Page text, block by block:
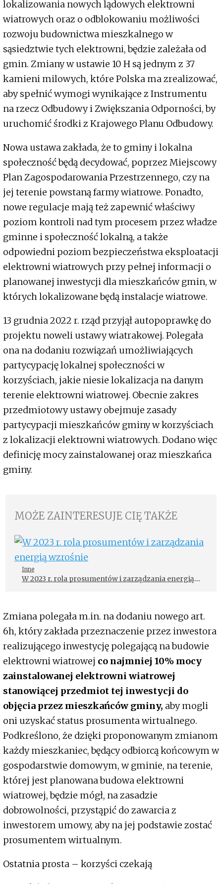
lokalizowania nowych lądowych elektrowni
wiatrowych oraz o odblokowaniu możliwości
rozwoju budownictwa mieszkalnego w
sąsiedztwie tych elektrowni, będzie zależała od
gmin. Zmiany w ustawie 10 H są jednym z 37
kamieni milowych, które Polska ma zrealizować,
aby spełnić wymogi wynikające z Instrumentu
na rzecz Odbudowy i Zwiększania Odporności, by
uruchomić środki z Krajowego Planu Odbudowy.
Nowa ustawa zakłada, że to gminy i lokalna
społeczność będą decydować, poprzez Miejscowy
Plan Zagospodarowania Przestrzennego, czy na
jej terenie powstaną farmy wiatrowe. Ponadto,
nowe regulacje mają też zapewnić właściwy
poziom kontroli nad tym procesem przez władze
gminne i społeczność lokalną, a także
odpowiedni poziom bezpieczeństwa eksploatacji
elektrowni wiatrowych przy pełnej informacji o
planowanej inwestycji dla mieszkańców gmin, w
których lokalizowane będą instalacje wiatrowe.
13 grudnia 2022 r. rząd przyjął autopoprawkę do
projektu noweli ustawy wiatrakowej. Polegała
ona na dodaniu rozwiązań umożliwiających
partycypację lokalnej społeczności w
korzyściach, jakie niesie lokalizacja na danym
terenie elektrowni wiatrowej. Obecnie zakres
przedmiotowy ustawy obejmuje zasady
partycypacji mieszkańców gminy w korzyściach
z lokalizacji elektrowni wiatrowych. Dodano więc
definicję mocy zainstalowanej oraz mieszkańca
gminy.
MOŻE ZAINTERESUJE CIĘ TAKŻE
Inne
W 2023 r. rola prosumentów i zarządzania energią
Zmiana polegała m.in. na dodaniu nowego art.
6h, który zakłada przeznaczenie przez inwestora
realizującego inwestycję polegającą na budowie
elektrowni wiatrowej co najmniej 10% mocy
zainstalowanej elektrowni wiatrowej
stanowiącej przedmiot tej inwestycji do
objęcia przez mieszkańców gminy, aby mogli
oni uzyskać status prosumenta wirtualnego.
Podkreślono, że dzięki proponowanym zmianom
każdy mieszkaniec, będący odbiorcą końcowym w
gospodarstwie domowym, w gminie, na terenie,
której jest planowana budowa elektrowni
wiatrowej, będzie mógł, na zasadzie
dobrowolności, przystąpić do zawarcia z
inwestorem umowy, aby na jej podstawie zostać
prosumentem wirtualnym.
Ostatnia prosta – korzyści czekają